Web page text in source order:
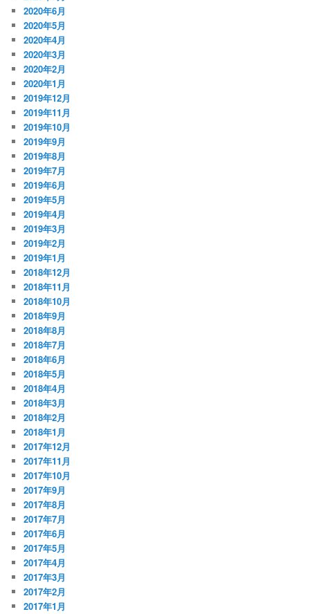
2020年6月
2020年5月
2020年4月
2020年3月
2020年2月
2020年1月
2019年12月
2019年11月
2019年10月
2019年9月
2019年8月
2019年7月
2019年6月
2019年5月
2019年4月
2019年3月
2019年2月
2019年1月
2018年12月
2018年11月
2018年10月
2018年9月
2018年8月
2018年7月
2018年6月
2018年5月
2018年4月
2018年3月
2018年2月
2018年1月
2017年12月
2017年11月
2017年10月
2017年9月
2017年8月
2017年7月
2017年6月
2017年5月
2017年4月
2017年3月
2017年2月
2017年1月